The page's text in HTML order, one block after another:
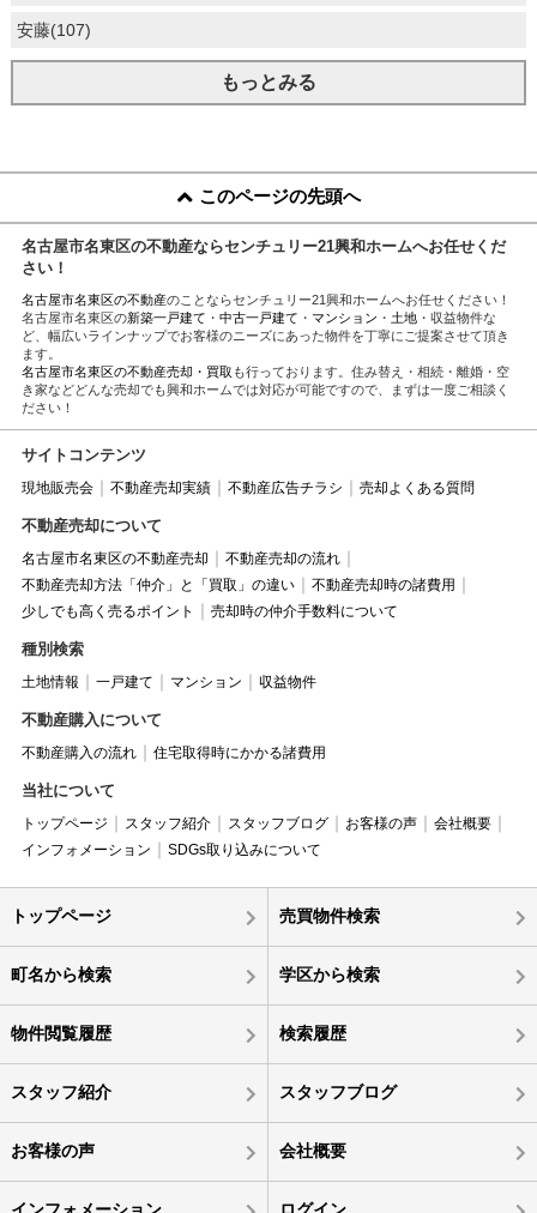
安藤(107)
もっとみる
このページの先頭へ
名古屋市名東区の不動産ならセンチュリー21興和ホームへお任せくだ
さい！
名古屋市名東区の不動産のことならセンチュリー21興和ホームへお任せください！
名古屋市名東区の新築一戸建て ・ 中古一戸建て ・ マンション ・ 土地・収益物件な
ど、幅広いラインナップでお客様のニーズにあった物件を丁寧にご提案させて頂き
ます。
名古屋市名東区の不動産売却・買取 も行っております。住み替え・相続・離婚・空
き家などどんな売却でも興和ホームでは対応が可能ですので、まずは一度ご相談く
ださい！
サイトコンテンツ
現地販売会 不動産売却実績 不動産広告チラシ 売却よくある質問
不動産売却について
名古屋市名東区の不動産売却
不動産売却の流れ
不動産売却方法「仲介」と「買取」の違い
不動産売却時の諸費用
少しでも高く売るポイント
売却時の仲介手数料について
種別検索
土地情報 一戸建て マンション 収益物件
不動産購入について
不動産購入の流れ 住宅取得時にかかる諸費用
当社について
トップページ スタッフ紹介 スタッフブログ お客様の声
会社概要
インフォメーション
SDGs取り込みについて
トップページ 売買物件検索
町名から検索 学区から検索
物件閲覧履歴 検索履歴
スタッフ紹介 スタッフブログ
お客様の声 会社概要